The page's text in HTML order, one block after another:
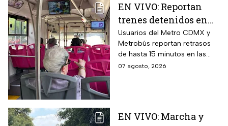
EN VIVO: Reportan
trenes detenidos en
líneas del Metro
CDMX hoy 7 de agosto;
Metrobús restablece
servicio
Usuarios del Metro CDMX y
Metrobús reportan retrasos
de hasta 15 minutos en las
líneas
07 agosto, 2026
EN VIVO: Marcha y